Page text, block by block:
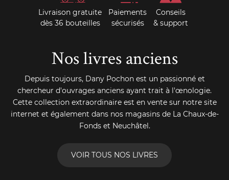
Livraison gratuite
dès 36 bouteilles
Paiements
sécurisés
Conseils
& support
Nos livres anciens
Depuis toujours, Dany Pochon est un passionné et
chercheur d'ouvrages anciens ayant trait à l'œnologie.
Cette collection extraordinaire est en vente sur notre site
internet et également dans nos magasins de La Chaux-de-
Fonds et Neuchâtel.
VOIR TOUS NOS LIVRES